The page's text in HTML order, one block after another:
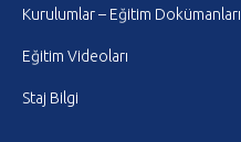
Kurulumlar – Eğitim Dokümanları
Eğitim Videoları
Staj Bilgi